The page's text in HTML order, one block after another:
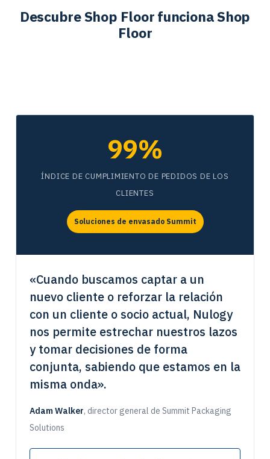
Descubre Shop Floor funciona Shop
Floor
99%
ÍNDICE DE CUMPLIMIENTO DE PEDIDOS DE LOS
CLIENTES
Soluciones de envasado Summit
«Cuando buscamos captar a un
nuevo cliente o reforzar la relación
con un cliente o socio actual, Nulogy
nos permite estrechar nuestros lazos
y tomar decisiones de forma
conjunta, sabiendo que estamos en la
misma onda».
Adam Walker, director general de Summit Packaging
Solutions